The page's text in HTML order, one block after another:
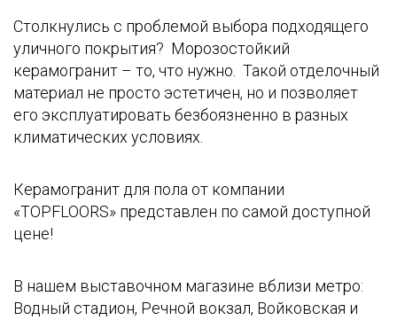
Столкнулись с проблемой выбора подходящего
уличного покрытия? Морозостойкий
керамогранит – то, что нужно. Такой отделочный
материал не просто эстетичен, но и позволяет
его эксплуатировать безбоязненно в разных
климатических условиях.
Керамогранит для пола от компании
«TOPFLOORS» представлен по самой доступной
цене!
В нашем выставочном магазине вблизи метро:
Водный стадион, Речной вокзал, Войковская и